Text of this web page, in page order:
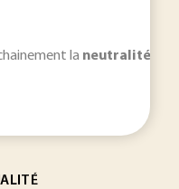
la neutralité